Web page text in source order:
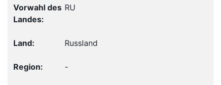
RU
Russland
-